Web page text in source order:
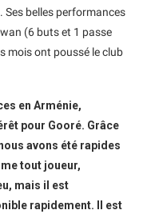
Ses belles performances
(6 buts et 1 passe
mois ont poussé le club
en Arménie,
pour Gooré. Grâce
avons été rapides
tout joueur,
mais il est
rapidement. Il est